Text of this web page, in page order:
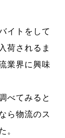
イトをして
荷されるま
業界に興味
べてみると
ら物流のス
。